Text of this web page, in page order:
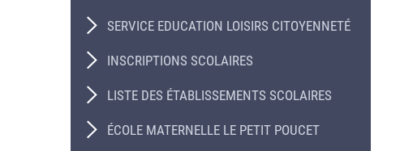
SERVICE EDUCATION LOISIRS CITOYENNETÉ
INSCRIPTIONS SCOLAIRES
LISTE DES ÉTABLISSEMENTS SCOLAIRES
ÉCOLE MATERNELLE LE PETIT POUCET